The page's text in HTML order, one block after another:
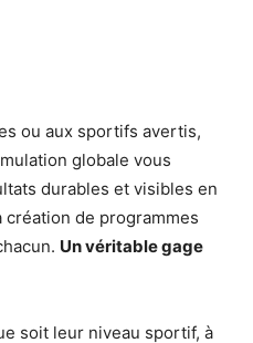
ou aux sportifs avertis,
globale vous
durables et visibles en
création de programmes
Un véritable gage
soit leur niveau sportif, à